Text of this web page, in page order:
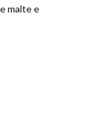
malte e